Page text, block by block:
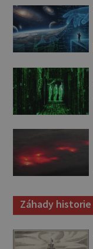
Záhady historie